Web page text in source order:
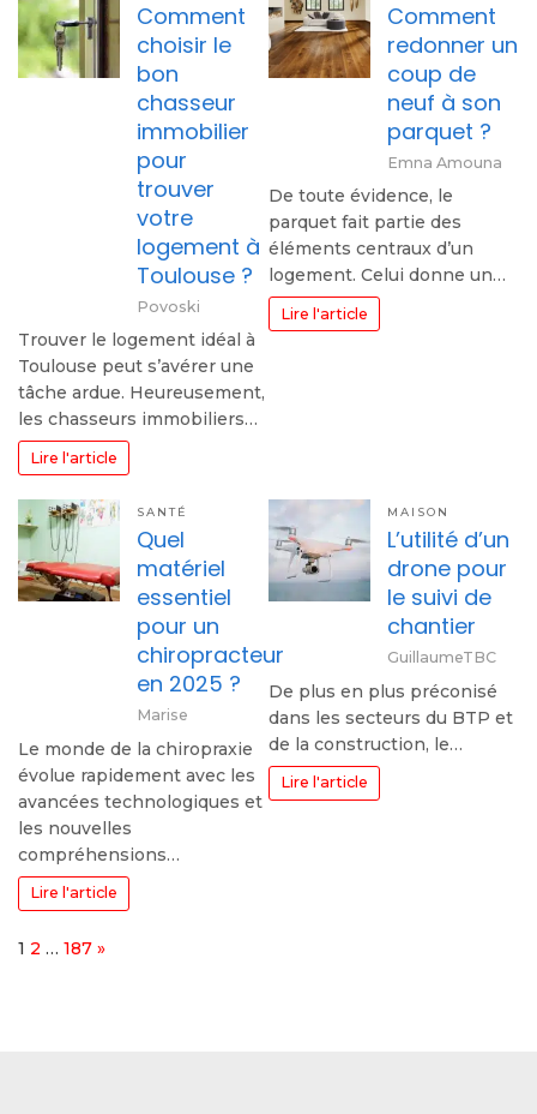
Comment
choisir le
bon
chasseur
immobilier
pour
trouver
votre
logement à
Toulouse ?
Povoski
Trouver le logement idéal à
Toulouse peut s’avérer une
tâche ardue. Heureusement,
les chasseurs immobiliers…
Lire l'article
Comment
redonner un
coup de
neuf à son
parquet ?
Emna Amouna
De toute évidence, le
parquet fait partie des
éléments centraux d’un
logement. Celui donne un…
Lire l'article
SANTÉ
Quel
matériel
essentiel
pour un
chiropracteur
en 2025 ?
Marise
Le monde de la chiropraxie
évolue rapidement avec les
avancées technologiques et
les nouvelles
compréhensions…
Lire l'article
MAISON
L’utilité d’un
drone pour
le suivi de
chantier
GuillaumeTBC
De plus en plus préconisé
dans les secteurs du BTP et
de la construction, le…
Lire l'article
Page:
1 2 … 187 Next
»